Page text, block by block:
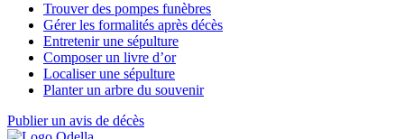
Trouver des pompes funèbres
Gérer les formalités après décès
Entretenir une sépulture
Composer un livre d’or
Localiser une sépulture
Planter un arbre du souvenir
Publier un avis de décès